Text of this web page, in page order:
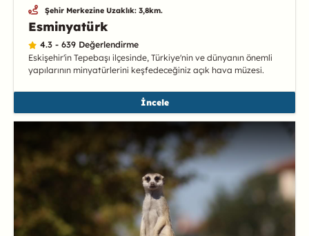
Şehir Merkezine Uzaklık: 3,8km.
Esminyatürk
4.3 - 639 Değerlendirme
Eskişehir'in Tepebaşı ilçesinde, Türkiye'nin ve dünyanın önemli
yapılarının minyatürlerini keşfedeceğiniz açık hava müzesi.
İncele